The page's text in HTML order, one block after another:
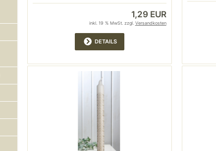
1,29 EUR
inkl. 19 % MwSt. zzgl. Versandkosten
DETAILS